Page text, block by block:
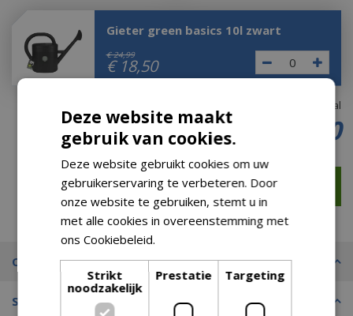
Gieter green basics 10l zwart
€ 24,99
€ 18,50
Totaal
00
Omschrijving
Specificaties
Deze website maakt
gebruik van cookies.
Deze website gebruikt cookies om uw
gebruikerservaring te verbeteren. Door
onze website te gebruiken, stemt u in
met alle cookies in overeenstemming met
ons Cookiebeleid.
Strikt
noodzakelijk
Prestatie Targeting